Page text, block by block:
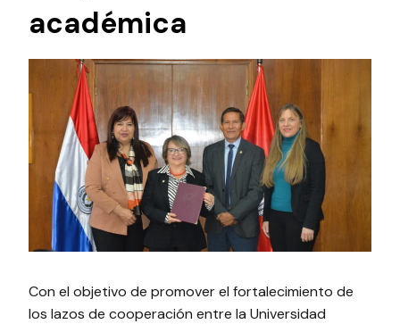
académica
Con el objetivo de promover el fortalecimiento de
los lazos de cooperación entre la Universidad